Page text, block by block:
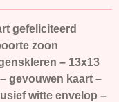
gefeliciteerd
zoon
– 13x13
gevouwen kaart –
witte envelop –